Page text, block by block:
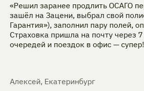
«Решил заранее продлить ОСАГО
зашёл на Зацени, выбрал свой
Гарантия»), заполнил пару полей,
Страховка пришла на почту через
очередей и поездок в офис —
Алексей, Екатеринбург